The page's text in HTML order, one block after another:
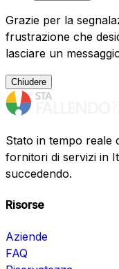
Grazie per la
frustrazione che
lasciare un
Chiudere
Stato in tempo reale
fornitori di servizi in
succedendo.
Risorse
Aziende
FAQ